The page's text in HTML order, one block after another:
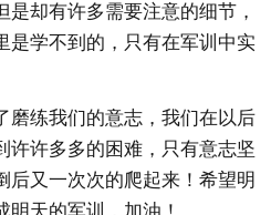
却有许多需要注意的细节，
是学不到的，只有在军训中实
磨练我们的意志，我们在以后
许许多多的困难，只有意志坚
后又一次次的爬起来！希望明